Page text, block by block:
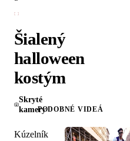
Šialený
halloween
kostým
Skryté
kamery
Kúzelník
PODOBNÉ VIDEÁ